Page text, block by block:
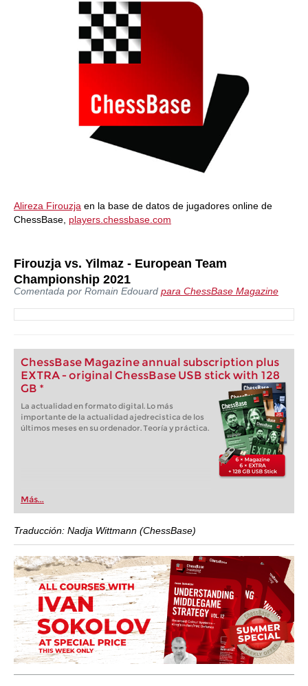
Alireza Firouzja en la base de datos de jugadores online de
ChessBase, players.chessbase.com
Firouzja vs. Yilmaz - European Team
Championship 2021
Comentada por Romain Edouard para ChessBase Magazine
ChessBase Magazine annual subscription plus
EXTRA - original ChessBase USB stick with 128
GB *
La actualidad en formato digital. Lo más
importante de la actualidad ajedrecistica de los
últimos meses en su ordenador. Teoría y práctica.
Más...
Traducción: Nadja Wittmann (ChessBase)